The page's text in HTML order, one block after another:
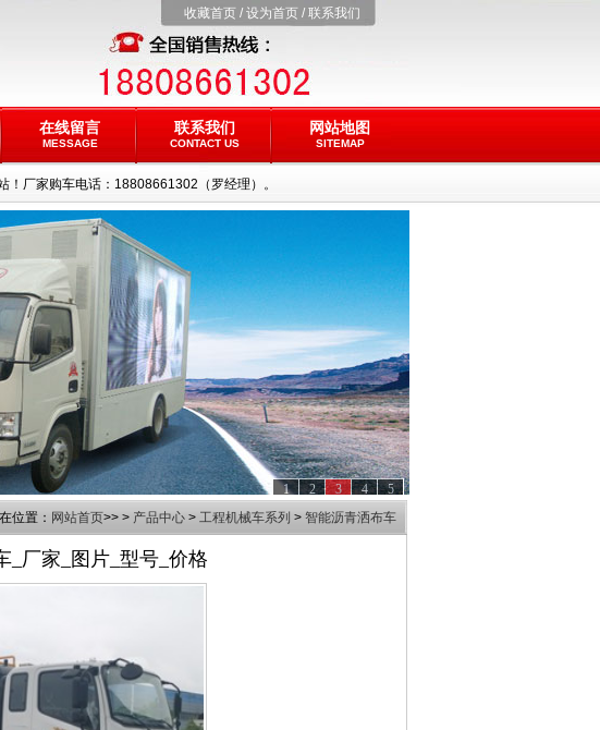
收藏首页 / 设为首页 / 联系我们
在线留言
MESSAGE
联系我们
CONTACT US
网站地图
SITEMAP
！厂家购车电话：18808661302（罗经理）。
5
4
3
2
1
位置： 网站首页>> > 产品中心 > 工程机械车系列 > 智能沥青洒布车
_厂家_图片_型号_价格